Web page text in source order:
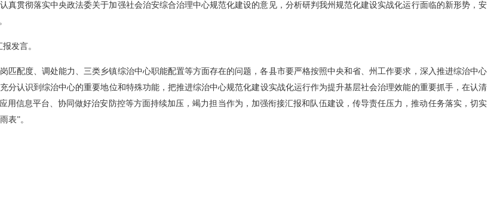
真贯彻落实中央政法委关于加强社会治安综合治理中心规范化建设的意见，分析研判我州规范化建设实战化运行面临的新形势，安
发言。
匹配度、调处能力、三类乡镇综治中心职能配置等方面存在的问题，各县市要严格按照中央和省、州工作要求，深入推进综治中心
分认识到综治中心的重要地位和特殊功能，把推进综治中心规范化建设实战化运行作为提升基层社会治理效能的重要抓手，在认清
用信息平台、协同做好治安防控等方面持续加压，竭力担当作为，加强衔接汇报和队伍建设，传导责任压力，推动任务落实，切实
表”。